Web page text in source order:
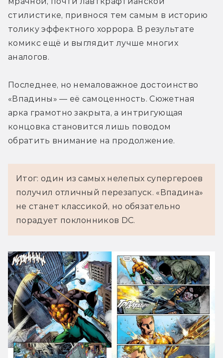
стилистике, привнося тем самым в историю
толику эффектного хоррора. В результате
комикс ещё и выглядит лучше многих
аналогов.
Последнее, но немаловажное достоинство
«Впадины» — её самоценность. Сюжетная
арка грамотно закрыта, а интригующая
концовка становится лишь поводом
обратить внимание на продолжение.
Итог: один из самых нелепых супергероев
получил отличный перезапуск. «Впадина»
не станет классикой, но обязательно
порадует поклонников DC.